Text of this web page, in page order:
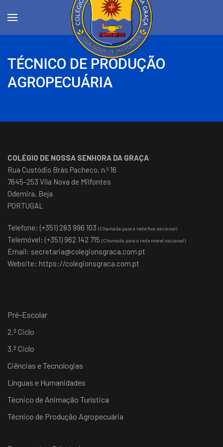
TÉCNICO DE PRODUÇÃO
AGROPECUÁRIA
COLÉGIO DE NOSSA SENHORA DA GRAÇA
Rua Custódio Brás Pacheco, n.º 16
7645-253 Vila Nova de Milfontes
Odemira, Beja
PORTUGAL
Telefone: (+351) 283 996 103 (Chamada para a rede fixa nacional)
Telemóvel: (+351) 962 142 715 (Chamada para a rede móvel nacional)
Email: secretaria@colegionsgraca.com.pt
Website: https://colegionsgraca.com.pt
Pré-Escolar
2.º Ciclo
3.º Ciclo
Ciências e Tecnologias
Línguas e Humanidades
Técnico de Animação Turística
Técnico de Produção Agropecuária